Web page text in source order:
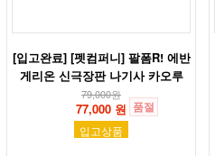
[입고완료] [펫컴퍼니] 팔폼R! 에반
게리온 신극장판 나기사 카오루
79,000원
77,000 원 품절
입고상품